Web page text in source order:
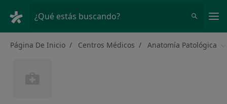
¿Qué estás buscando?
Página De Inicio Centros Médicos Anatomía Patológica